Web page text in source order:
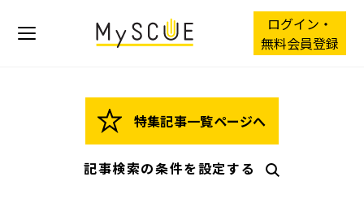
ログイン・
無料会員登録
特集記事一覧ページへ
記事検索の条件を設定する